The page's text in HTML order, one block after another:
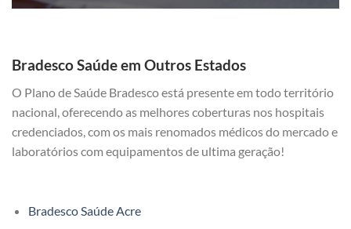
Bradesco Saúde em Outros Estados
O Plano de Saúde Bradesco está presente em todo território
nacional, oferecendo as melhores coberturas nos hospitais
credenciados, com os mais renomados médicos do mercado e
laboratórios com equipamentos de ultima geração!
Bradesco Saúde Acre